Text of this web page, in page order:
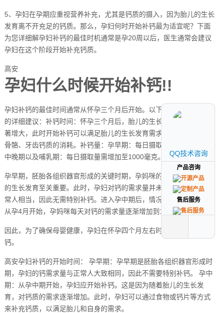
5、孕妇在孕期应重视营养补充，尤其是钙质的摄入，因为胎儿的生长
发育离不开充足的钙质。那么，孕妇何时开始补钙最为适宜呢？下面
为您详细解孕妇补钙的最佳时机通常是孕20周以后，医生通常会建议
孕妇在这个阶段开始补充钙质。
高安
孕妇什么时候开始补钙!!
孕妇补钙的最佳时间通常从怀孕三个月后开始。以下是关于孕期补钙
的详细建议：补钙时间：怀孕三个月后，胎儿的生长对钙的需求量显
著增大，此时开始补钙可以满足胎儿的生长发育需求，同时避免母体
骨骼、牙齿钙质的消耗。补钙量：孕早期：每日摄取800毫克钙质。孕
中晚期以及哺乳期：每日摄取量需增加至1000毫克。
孕早期，胚胎各组织器官形成的关键时期，孕妈咪的营养状况对胎儿
的生长发育至关重要。此时，孕妇对钙的需求量并未显著增加，与正
常人相当，因此无需特别补钙。进入孕中期后，情况开始变化。大约
从孕4月开始，孕妈咪每天对钙的需求量逐渐增加到1000-1200毫克。
因此，为了确保母婴健康，孕妇在怀孕四个月左右时，应开始适量补
钙。
高安孕妇补钙的开始时间： 孕早期：孕早期是胚胎各组织器官形成时
期，孕妇的钙需求量与正常人大致相同，因此不需要特别补钙。 孕中
期：从孕中期开始，孕妇应开始补钙。这是因为随着胎儿的生长发
育，对钙质的需求逐渐增加。此时，孕妇可以通过食物或钙片等方式
来补充钙质，以满足胎儿和自身的需求。
QQ技术咨询
产品咨询
售后服务
QQ技术咨询
产品咨询
售后服务